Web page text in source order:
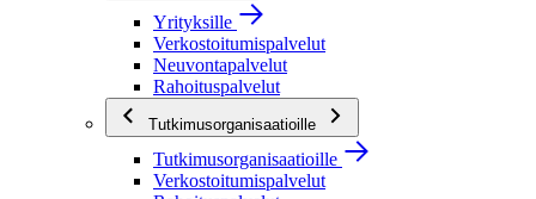
Yrityksille
Verkostoitumispalvelut
Neuvontapalvelut
Rahoituspalvelut
Tutkimusorganisaatioille
Tutkimusorganisaatioille
Verkostoitumispalvelut